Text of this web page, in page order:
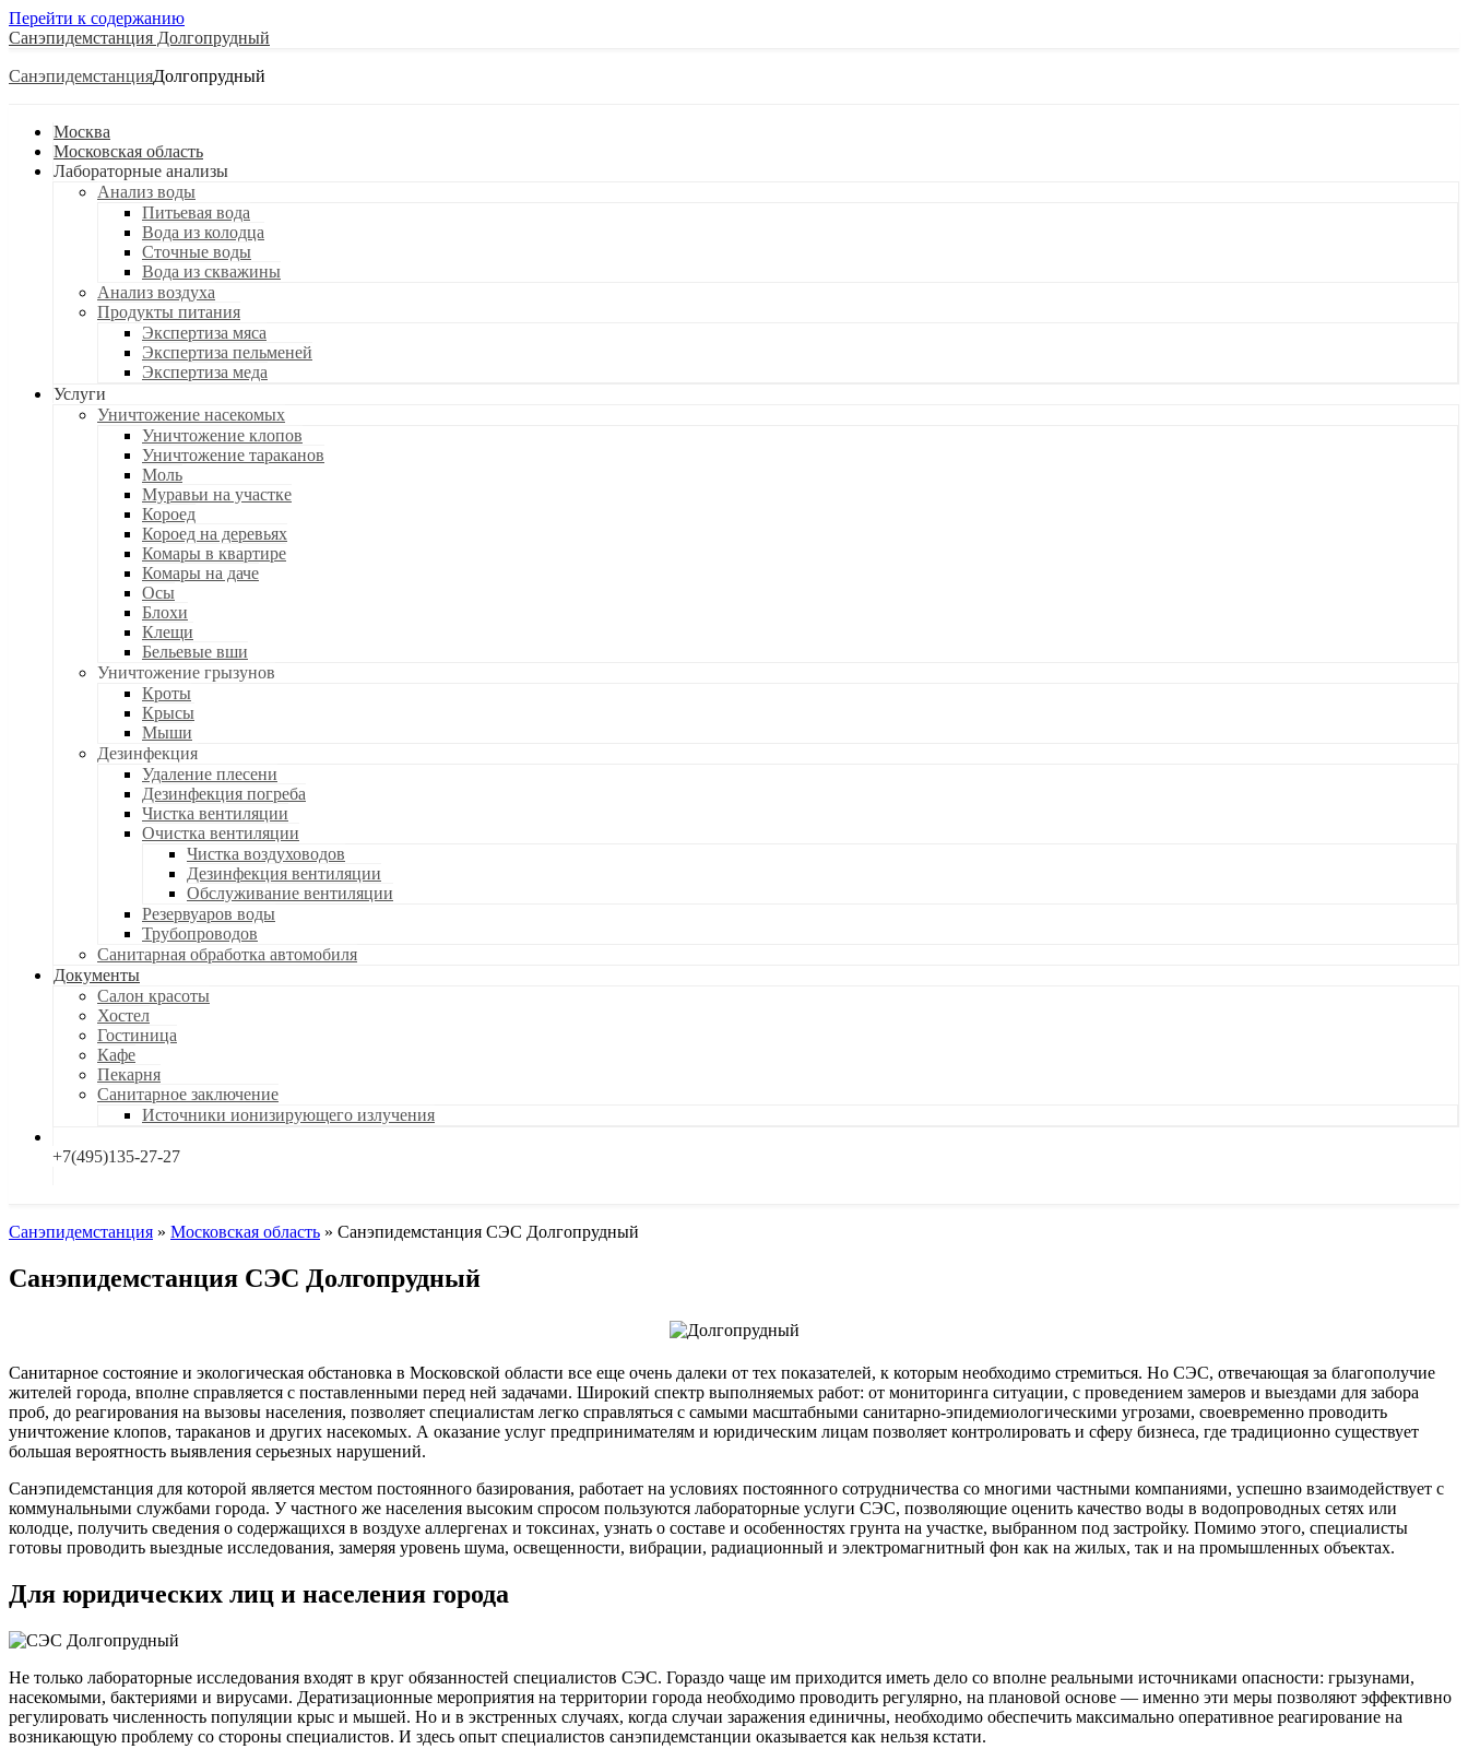
Перейти к содержанию
Санэпидемстанция
Санэпидемстанция
Москва
Московская область
Лабораторные анализы
Анализ воды
Питьевая вода
Вода из колодца
Сточные воды
Вода из скважины
Анализ воздуха
Продукты питания
Экспертиза мяса
Экспертиза пельменей
Экспертиза меда
Услуги
Уничтожение насекомых
Уничтожение клопов
Уничтожение тараканов
Моль
Муравьи на участке
Короед
Короед на деревьях
Комары в квартире
Комары на даче
Осы
Блохи
Клещи
Бельевые вши
Уничтожение грызунов
Кроты
Крысы
Мыши
Дезинфекция
Удаление плесени
Дезинфекция погреба
Чистка вентиляции
Очистка вентиляции
Чистка воздуховодов
Дезинфекция вентиляции
Обслуживание вентиляции
Резервуаров воды
Трубопроводов
Санитарная обработка автомобиля
Документы
Салон красоты
Хостел
Гостиница
Кафе
Пекарня
Санитарное заключение
Источники ионизирующего излучения
+7(495)135-27-27
Санэпидемстанция » Московская область » Санэпидемстанция СЭС Долгопрудный
Санэпидемстанция СЭС Долгопрудный
Санитарное состояние и экологическая обстановка в Московской области все еще очень далеки от тех показателей, к которым необходимо стремиться. Но СЭС, отвечающая за благополучие
жителей города, вполне справляется с поставленными перед ней задачами. Широкий спектр выполняемых работ: от мониторинга ситуации, с проведением замеров и выездами для забора
проб, до реагирования на вызовы населения, позволяет специалистам легко справляться с самыми масштабными санитарно-эпидемиологическими угрозами, своевременно проводить
уничтожение клопов, тараканов и других насекомых. А оказание услуг предпринимателям и юридическим лицам позволяет контролировать и сферу бизнеса, где традиционно существует
большая вероятность выявления серьезных нарушений.
Санэпидемстанция для которой является местом постоянного базирования, работает на условиях постоянного сотрудничества со многими частными компаниями, успешно взаимодействует с
коммунальными службами города. У частного же населения высоким спросом пользуются лабораторные услуги СЭС, позволяющие оценить качество воды в водопроводных сетях или
колодце, получить сведения о содержащихся в воздухе аллергенах и токсинах, узнать о составе и особенностях грунта на участке, выбранном под застройку. Помимо этого, специалисты
готовы проводить выездные исследования, замеряя уровень шума, освещенности, вибрации, радиационный и электромагнитный фон как на жилых, так и на промышленных объектах.
Для юридических лиц и населения города
Не только лабораторные исследования входят в круг обязанностей специалистов СЭС. Гораздо чаще им приходится иметь дело со вполне реальными источниками опасности: грызунами,
насекомыми, бактериями и вирусами. Дератизационные мероприятия на территории города необходимо проводить регулярно, на плановой основе — именно эти меры позволяют эффективно
регулировать численность популяции крыс и мышей. Но и в экстренных случаях, когда случаи заражения единичны, необходимо обеспечить максимально оперативное реагирование на
возникающую проблему со стороны специалистов. И здесь опыт специалистов санэпидемстанции оказывается как нельзя кстати.